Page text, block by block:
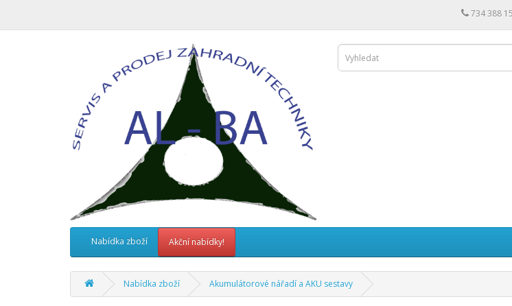
734 388
Nabídka zboží Akční nabídky!
Nabídka zboží Akumulátorové nářadí a AKU sestavy